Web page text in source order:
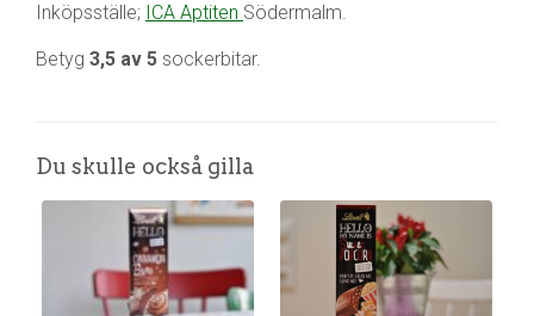
Inköpsställe; ICA Aptiten Södermalm.
Betyg 3,5 av 5 sockerbitar.
Du skulle också gilla